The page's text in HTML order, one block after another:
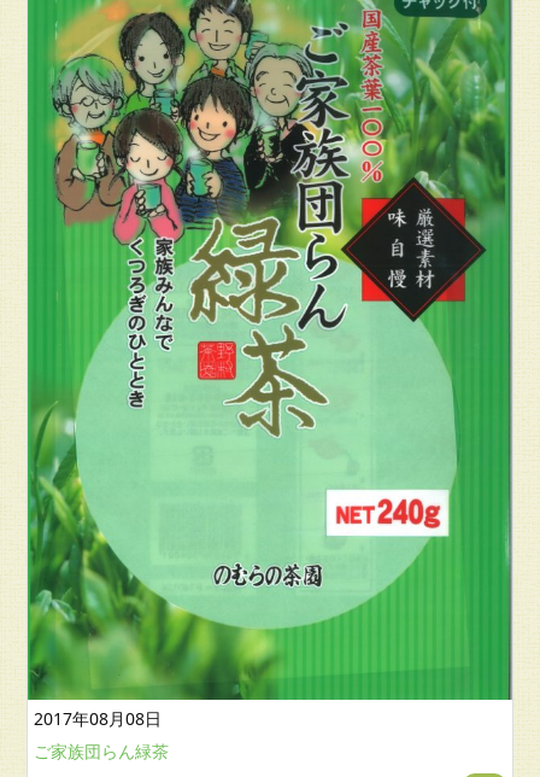
2017年08月08日
ご家族団らん緑茶